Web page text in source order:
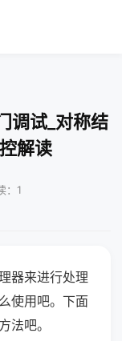
调试_对称结
解读
：1
器来进行处理
使用吧。下面
法吧。